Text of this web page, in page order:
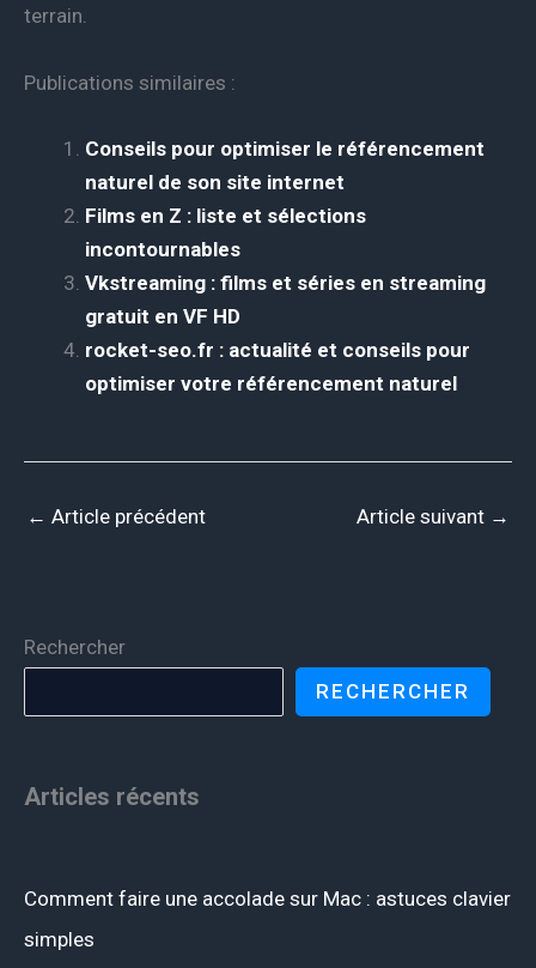
terrain.
Publications similaires :
Conseils pour optimiser le référencement
naturel de son site internet
Films en Z : liste et sélections
incontournables
Vkstreaming : films et séries en streaming
gratuit en VF HD
rocket-seo.fr : actualité et conseils pour
optimiser votre référencement naturel
← Article précédent Article suivant →
Rechercher
RECHERCHER
Articles récents
Comment faire une accolade sur Mac : astuces clavier
simples